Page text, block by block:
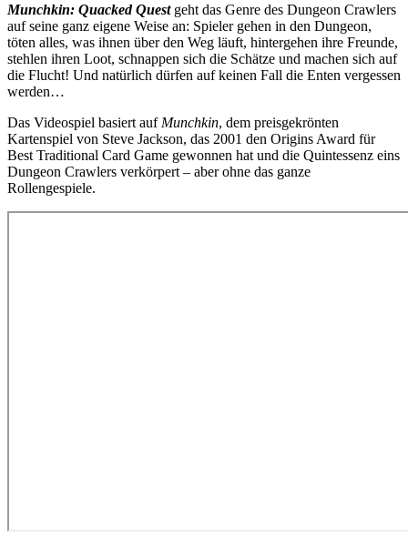
Munchkin: Quacked Questgeht das Genre des Dungeon Crawlers
auf seine ganz eigene Weise an: Spieler gehen in den Dungeon,
töten alles, was ihnen über den Weg läuft, hintergehen ihre Freunde,
stehlen ihren Loot, schnappen sich die Schätze und machen sich auf
die Flucht! Und natürlich dürfen auf keinen Fall die Enten vergessen
werden…
Das Videospiel basiert auf Munchkin, dem preisgekrönten
Kartenspiel von Steve Jackson, das 2001 den Origins Award für
Best Traditional Card Game gewonnen hat und die Quintessenz eins
Dungeon Crawlers verkörpert – aber ohne das ganze
Rollengespiele.